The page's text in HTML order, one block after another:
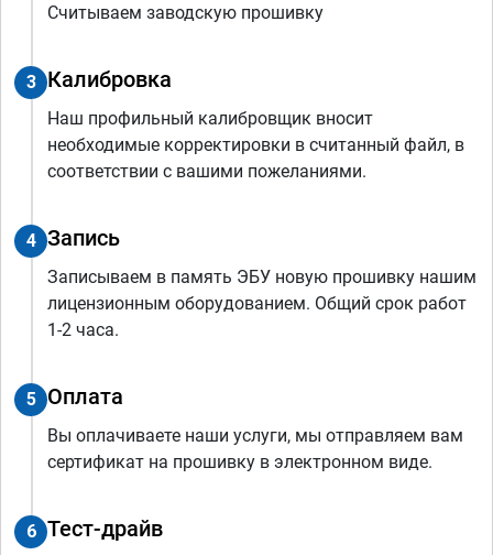
Считываем заводскую прошивку
3 Калибровка
Наш профильный калибровщик вносит
необходимые корректировки в считанный файл, в
соответствии с вашими пожеланиями.
4 Запись
Записываем в память ЭБУ новую прошивку нашим
лицензионным оборудованием. Общий срок работ
1-2 часа.
5 Оплата
Вы оплачиваете наши услуги, мы отправляем вам
сертификат на прошивку в электронном виде.
6 Тест-драйв